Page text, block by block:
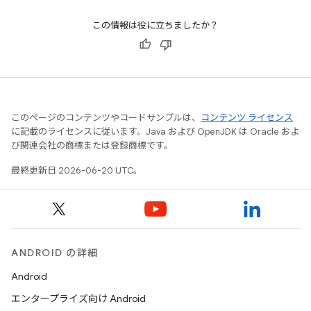
この情報は役に立ちましたか？
このページのコンテンツやコードサンプルは、
コンテンツ ライセンス
に記載のライセンスに従います。Java および OpenJDK は Oracle およ
び関連会社の商標または登録商標です。
最終更新日 2026-06-20 UTC。
ANDROID の詳細
Android
エンタープライズ向け Android